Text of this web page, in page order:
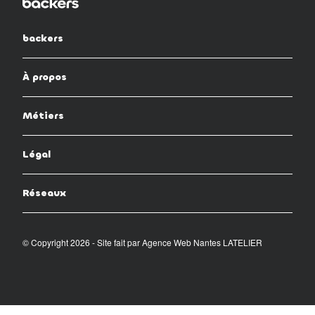
backers
À propos
Métiers
Légal
Réseaux
© Copyright 2026 - Site fait parAgence Web Nantes LATELIER